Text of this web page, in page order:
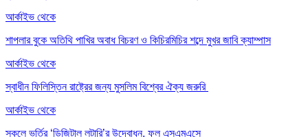
আর্কাইভ থেকে
শাপলার বুকে অতিথি পাখির অবাধ বিচরণ ও কিচিরমিচির শব্দে মুখর জাবি ক্যাম্পাস
আর্কাইভ থেকে
স্বাধীন ফিলিস্তিন রাষ্ট্রের জন্য মুসলিম বিশ্বের ঐক্য জরুরি
আর্কাইভ থেকে
স্কুলে ভর্তির ‘ডিজিটাল লটারি’র উদ্বোধন, ফল এসএমএসে